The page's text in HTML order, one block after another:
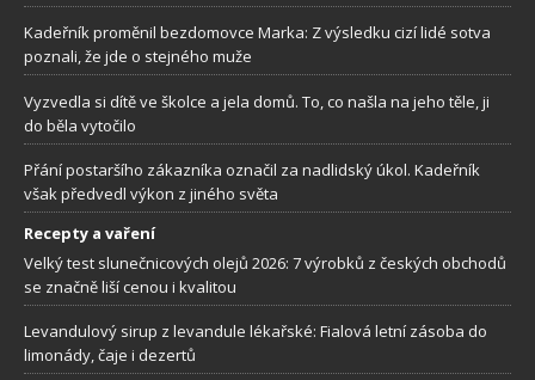
Kadeřník proměnil bezdomovce Marka: Z výsledku cizí lidé sotva
poznali, že jde o stejného muže
Vyzvedla si dítě ve školce a jela domů. To, co našla na jeho těle, ji
do běla vytočilo
Přání postaršího zákazníka označil za nadlidský úkol. Kadeřník
však předvedl výkon z jiného světa
Recepty a vaření
Velký test slunečnicových olejů 2026: 7 výrobků z českých obchodů
se značně liší cenou i kvalitou
Levandulový sirup z levandule lékařské: Fialová letní zásoba do
limonády, čaje i dezertů